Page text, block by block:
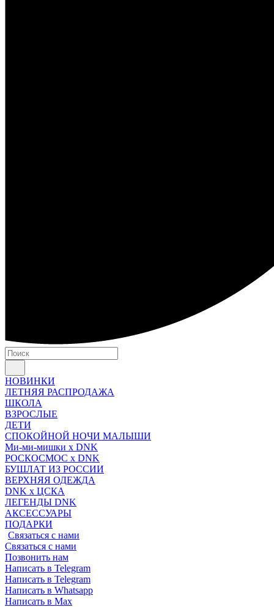
НОВИНКИ
ЛЕТНЯЯ РАСПРОДАЖА
ШКОЛА
ВЗРОСЛЫЕ
ДЕТИ
СПОКОЙНОЙ НОЧИ МАЛЫШИ
Ми-ми-мишки x DNK
РОСКОСМОС x DNK
БУШЛАТ ИЗ РОССИИ
ВЕРХНЯЯ ОДЕЖДА
DNK x ЦСКА
ЛЕГЕНДЫ DNK
АКСЕССУАРЫ
ПОДАРКИ
Связаться с нами
Связаться с нами
Позвонить нам
Написать в Telegram
Написать в Telegram
Написать в Whatsapp
Написать в Max